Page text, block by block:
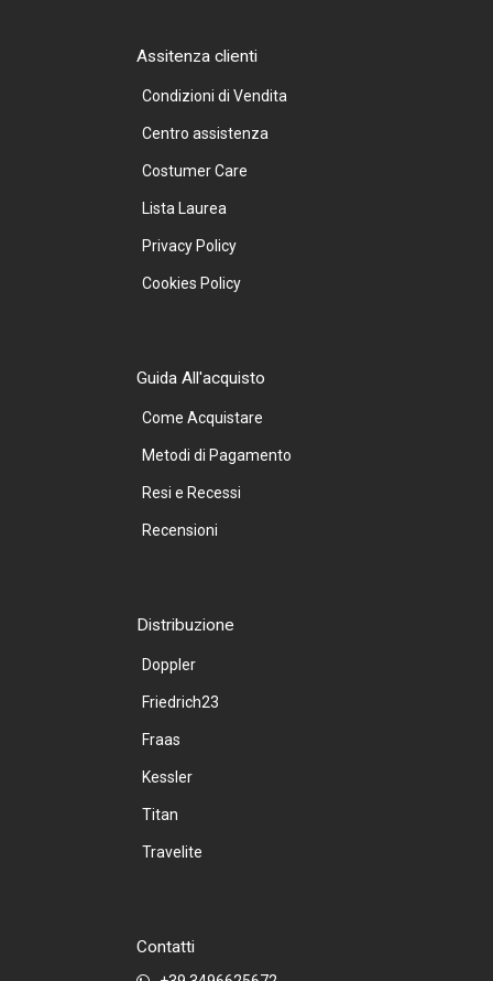
Assitenza clienti
Condizioni di Vendita
Centro assistenza
Costumer Care
Lista Laurea
Privacy Policy
Cookies Policy
Guida All'acquisto
Come Acquistare
Metodi di Pagamento
Resi e Recessi
Recensioni
Distribuzione
Doppler
Friedrich23
Fraas
Kessler
Titan
Travelite
Contatti